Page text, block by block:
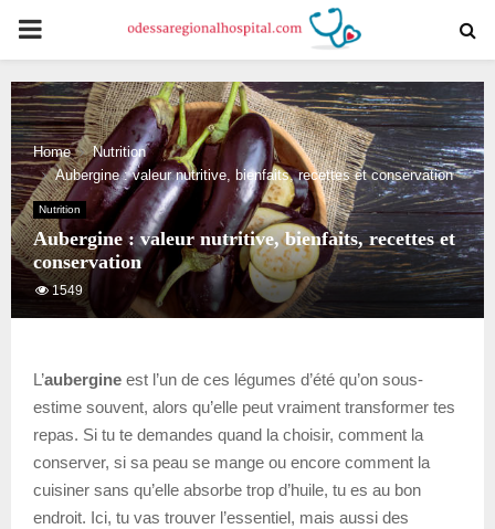
PRIMARY
MENU
Home
Nutrition
Aubergine : valeur nutritive, bienfaits, recettes et conservation
Nutrition
Aubergine : valeur nutritive, bienfaits, recettes et
conservation
1549
L’aubergine est l’un de ces légumes d’été qu’on sous-
estime souvent, alors qu’elle peut vraiment transformer tes
repas. Si tu te demandes quand la choisir, comment la
conserver, si sa peau se mange ou encore comment la
cuisiner sans qu’elle absorbe trop d’huile, tu es au bon
endroit. Ici, tu vas trouver l’essentiel, mais aussi des